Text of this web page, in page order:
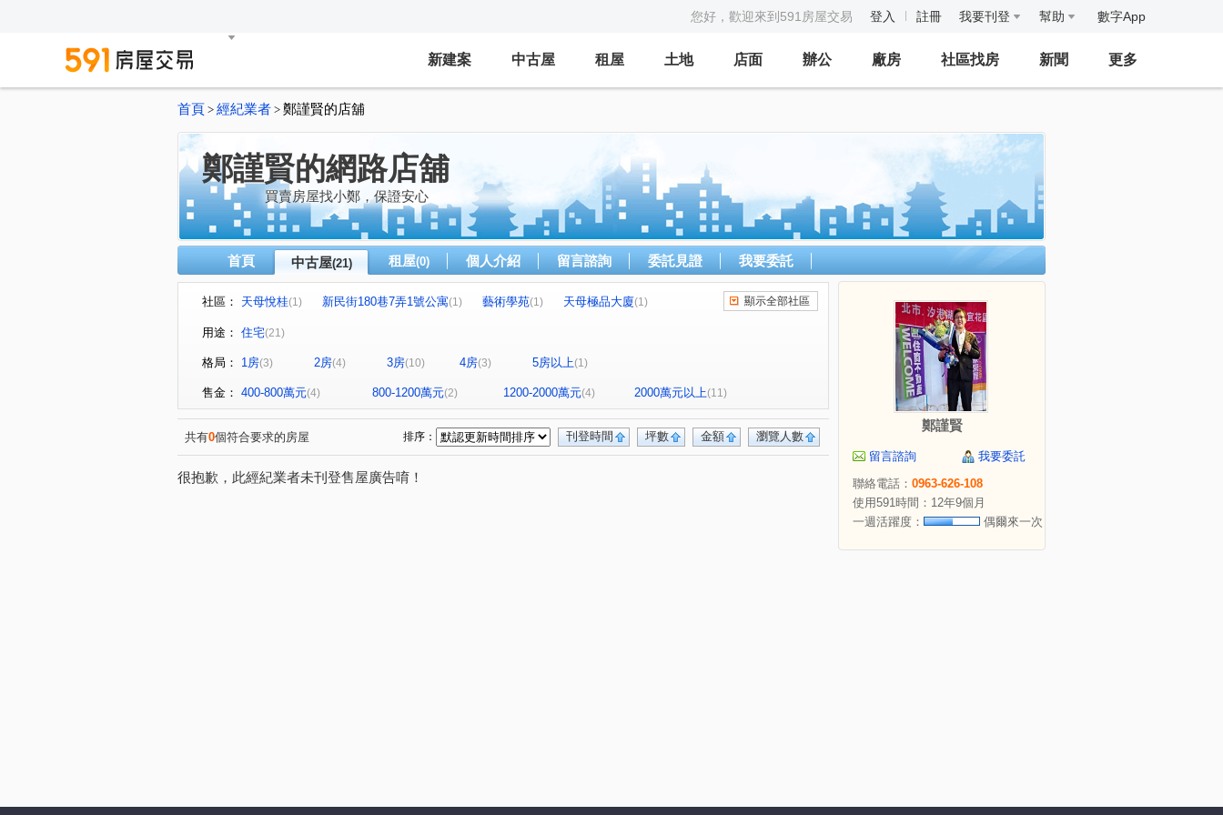
您好，歡迎來到591房屋交易 登入 註冊 我要刊登 幫助 數字App
新建案 中古屋 租屋 土地 店面 辦公 廠房 社區找房 新聞 更多
首頁 > 經紀業者 > 鄭謹賢的店舖
鄭謹賢的網路店舖
買賣房屋找小鄭，保證安心
首頁 中古屋(21) 租屋(0) 個人介紹 留言諮詢 委託見證 我要委託
社區： 天母悅桂(1) 新民街180巷7弄1號公寓(1) 藝術學苑(1) 天母極品大廈(1)
有德花園新城
"石牌公寓二樓"(1) 仁愛旭(1) 富升關渡(1) 中山北路七段(1)
自立路(2) 忠誠路一段 (1) 尊賢街(1) 中央北路四段(1) 後街 天母北路(2)
承德路七段(1) 淡金路(1) 民族路(1) 民權路(1) 民義路一段(1) 復旦路(1)
福國路(1) 知行路(1) 立農街一段(1) 紹興南街(1)
顯示全部社區
用途： 住宅(21)
格局： 1房(3) 2房(4) 3房(10) 4房(3) 5房以上(1)
售金： 400-800萬元(4) 800-1200萬元(2) 1200-2000萬元(4) 2000萬元以上(11)
共有0個符合要求的房屋 瀏覽人數
金額
坪數
刊登時間
排序：
很抱歉，此經紀業者未刊登售屋廣告唷！
鄭謹賢
留言諮詢
我要委託
聯絡電話： 0963-626-108
使用591時間：12年9個月
一週活躍度：
偶爾來一次